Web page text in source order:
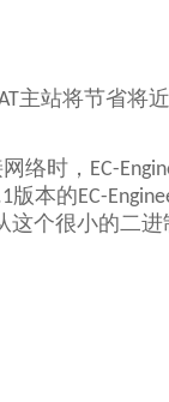
主站将节省将
络时，EC-
本的EC-
这个很小的二进